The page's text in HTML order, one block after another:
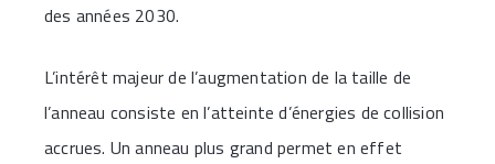
des années 2030.
L’intérêt majeur de l’augmentation de la taille de
l’anneau consiste en l’atteinte d’énergies de collision
accrues. Un anneau plus grand permet en effet